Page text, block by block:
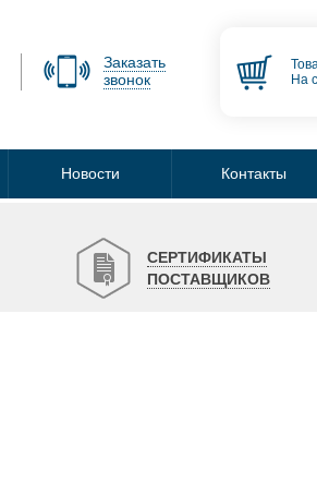
Заказать
звонок
На
Новости Контакты
СЕРТИФИКАТЫ
ПОСТАВЩИКОВ